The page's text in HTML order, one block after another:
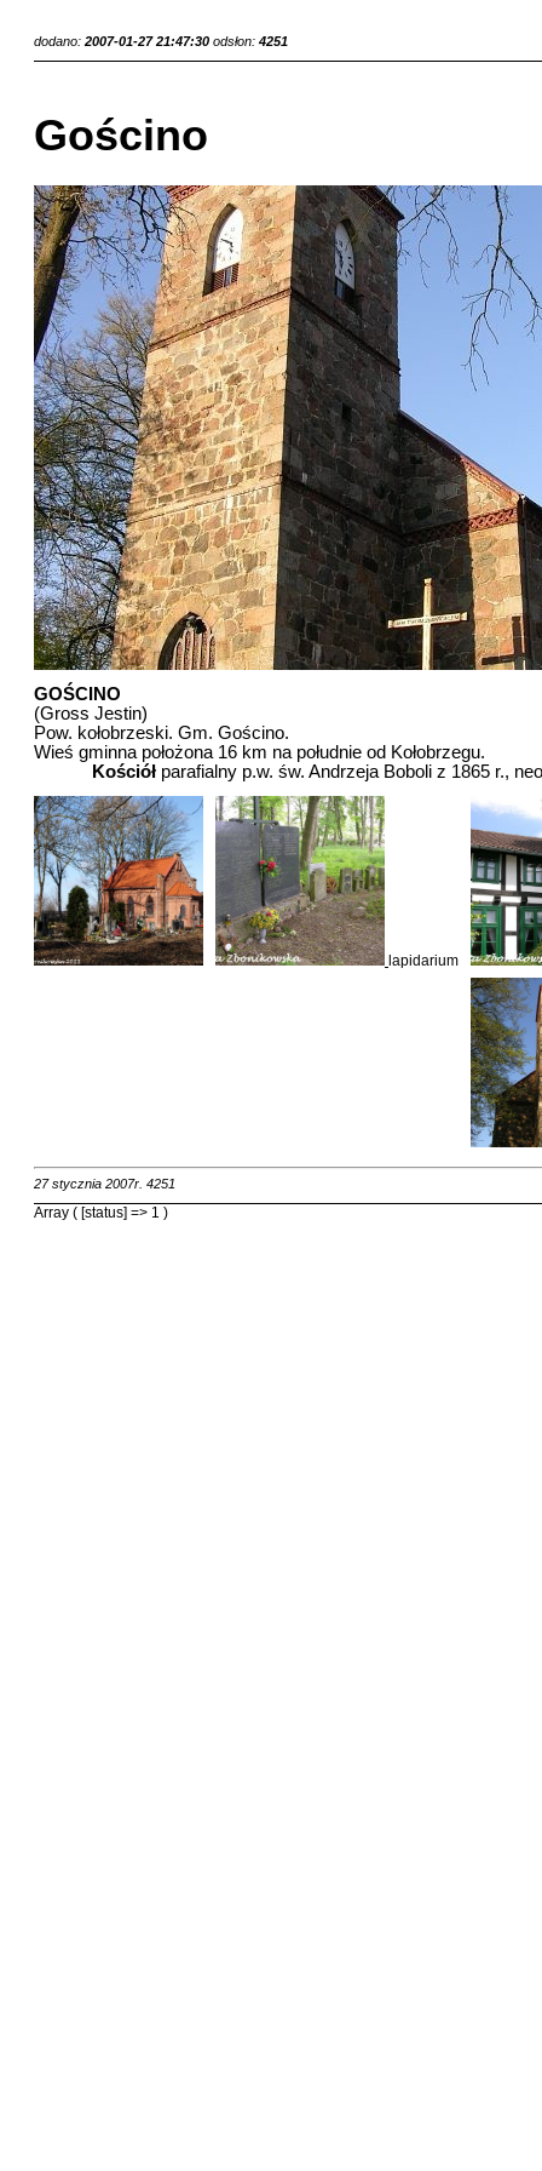
dodano: 2007-01-27 21:47:30 odsłon: 4251
Gościno
GOŚCINO
(Gross Jestin)
Pow. kołobrzeski. Gm. Gościno.
Wieś gminna położona 16 km na południe od Kołobrzegu.
Kościół parafialny p.w. św. Andrzeja Boboli z 1865 r.,
lapidarium
27 stycznia 2007r. 4251
Array ( [status] => 1 )